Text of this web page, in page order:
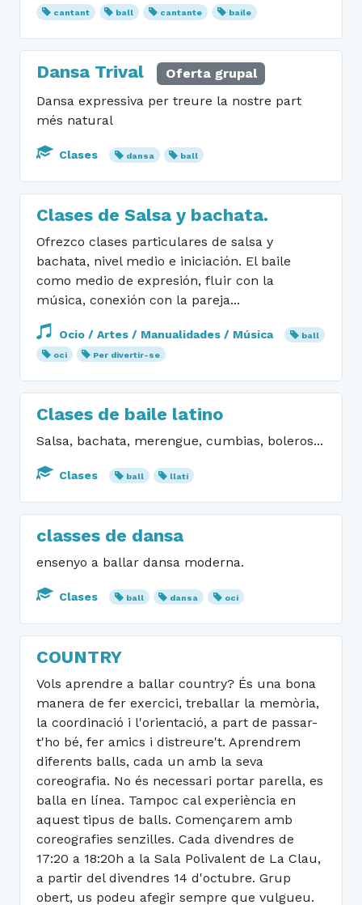
cantant ball cantante baile
Dansa Trival
Oferta grupal
Dansa expressiva per treure la nostre part
més natural
Clases dansa ball
Clases de Salsa y bachata.
Ofrezco clases particulares de salsa y
bachata, nivel medio e iniciación. El baile
como medio de expresión, fluir con la
música, conexión con la pareja...
Ocio / Artes / Manualidades / Música
ball
oci
Per divertir-se
Clases de baile latino
Salsa, bachata, merengue, cumbias, boleros...
Clases ball llatí
classes de dansa
ensenyo a ballar dansa moderna.
Clases ball dansa oci
COUNTRY
Vols aprendre a ballar country? És una bona
manera de fer exercici, treballar la memòria,
la coordinació i l'orientació, a part de passar-
t'ho bé, fer amics i distreure't. Aprendrem
diferents balls, cada un amb la seva
coreografia. No és necessari portar parella, es
balla en línea. Tampoc cal experiència en
aquest tipus de balls. Començarem amb
coreografies senzilles. Cada divendres de
17:20 a 18:20h a la Sala Polivalent de La Clau,
a partir del divendres 14 d'octubre. Grup
obert, us podeu afegir sempre que vulgueu.